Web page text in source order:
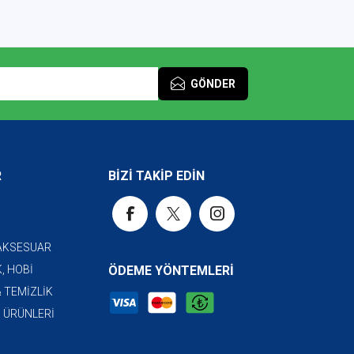
GÖNDER
HOBİ
TEMİZLİK
BİZİ TAKİP EDİN
ÖDEME YÖNTEMLERİ